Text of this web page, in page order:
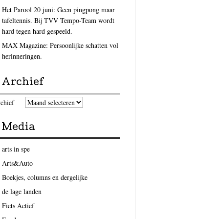
Het Parool 20 juni: Geen pingpong maar
tafeltennis. Bij TVV Tempo-Team wordt
hard tegen hard gespeeld.
MAX Magazine: Persoonlijke schatten vol
herinneringen.
Archief
Media
arts in spe
Arts&Auto
Boekjes, columns en dergelijke
de lage landen
Fiets Actief